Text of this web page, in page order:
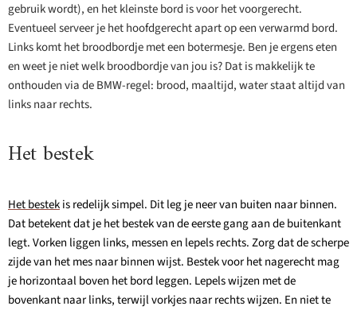
gebruik wordt), en het kleinste bord is voor het voorgerecht.
Eventueel serveer je het hoofdgerecht apart op een verwarmd bord.
Links komt het broodbordje met een botermesje. Ben je ergens eten
en weet je niet welk broodbordje van jou is? Dat is makkelijk te
onthouden via de BMW-regel: brood, maaltijd, water staat altijd van
links naar rechts.
Het bestek
Het bestekis redelijk simpel. Dit leg je neer van buiten naar binnen.
Dat betekent dat je het bestek van de eerste gang aan de buitenkant
legt. Vorken liggen links, messen en lepels rechts. Zorg dat de scherpe
zijde van het mes naar binnen wijst. Bestek voor het nagerecht mag
je horizontaal boven het bord leggen. Lepels wijzen met de
bovenkant naar links, terwijl vorkjes naar rechts wijzen. En niet te